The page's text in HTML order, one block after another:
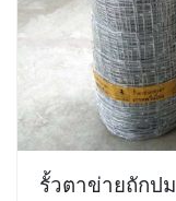
รั้วตาข่ายถักปม